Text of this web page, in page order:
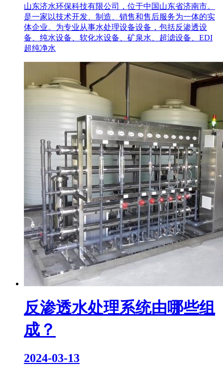
山东济水环保科技有限公司，位于中国山东省济南市。
是一家以技术开发、制造、销售和售后服务为一体的实
体企业。为专业从事水处理设备设备，包括反渗透设
备、纯水设备、软化水设备、矿泉水、超滤设备、EDI
超纯净水
反渗透水处理系统由哪些组
成？
2024-03-13